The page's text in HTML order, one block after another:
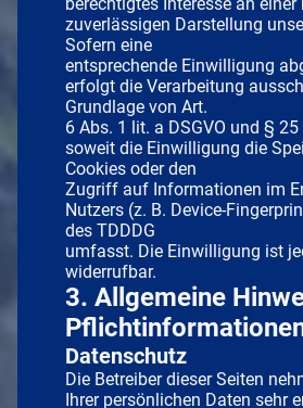
zuverlässigen Darstellung
Sofern eine
entsprechende Einwilligung
erfolgt die Verarbeitung
Grundlage von Art.
6 Abs. 1 lit. a DSGVO und § 25
soweit die Einwilligung die
Cookies oder den
Zugriff auf Informationen im
Nutzers (z. B. Device-
des TDDDG
umfasst. Die Einwilligung ist
widerrufbar.
3. Allgemeine
Datenschutz
Die Betreiber dieser Seiten
Ihrer persönlichen Daten sehr